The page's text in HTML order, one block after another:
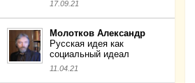
17.09.21
Молотков Александр
Русская идея как
социальный идеал
11.04.21